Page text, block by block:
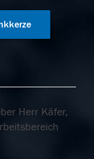
Herr Käfer,